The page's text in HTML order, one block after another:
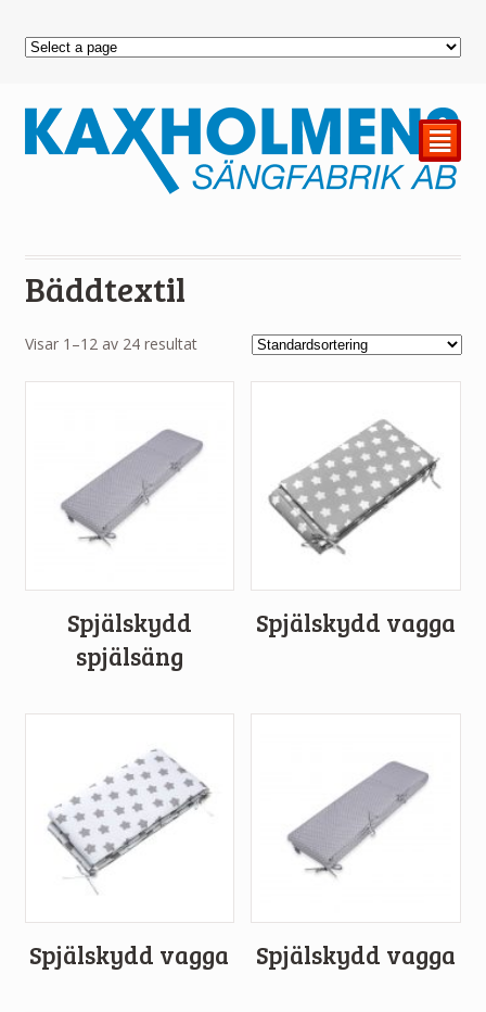
²
Bäddtextil
Visar 1–12 av 24 resultat
Spjälskydd
spjälsäng
Spjälskydd vagga
Spjälskydd vagga Spjälskydd vagga